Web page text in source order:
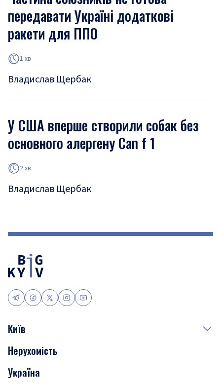
передавати Україні додаткові
ракети для ППО
1 хв
Владислав Щербак
У США вперше створили собак без
основного алергену Can f 1
2 хв
Владислав Щербак
Київ
Події
Скандали
Нерухомість
Україна